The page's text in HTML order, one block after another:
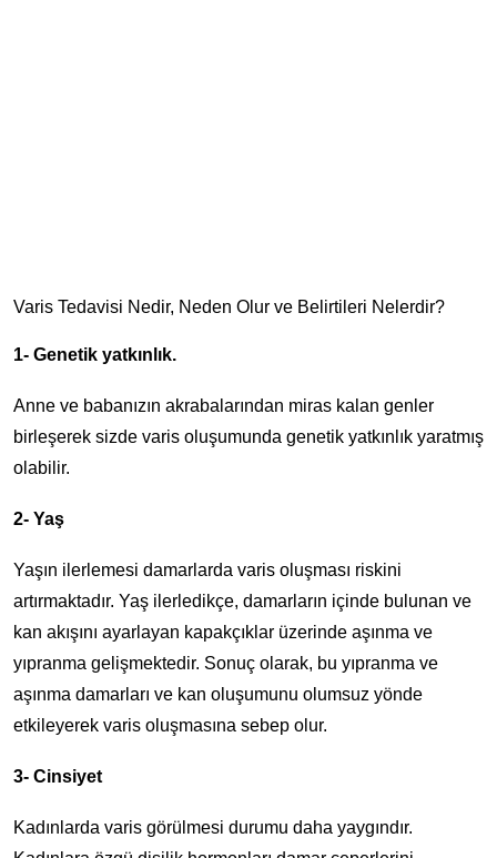
Varis Tedavisi Nedir, Neden Olur ve Belirtileri Nelerdir?
1- Genetik yatkınlık.
Anne ve babanızın akrabalarından miras kalan genler
birleşerek sizde varis oluşumunda genetik yatkınlık yaratmış
olabilir.
2- Yaş
Yaşın ilerlemesi damarlarda varis oluşması riskini
artırmaktadır. Yaş ilerledikçe, damarların içinde bulunan ve
kan akışını ayarlayan kapakçıklar üzerinde aşınma ve
yıpranma gelişmektedir. Sonuç olarak, bu yıpranma ve
aşınma damarları ve kan oluşumunu olumsuz yönde
etkileyerek varis oluşmasına sebep olur.
3- Cinsiyet
Kadınlarda varis görülmesi durumu daha yaygındır.